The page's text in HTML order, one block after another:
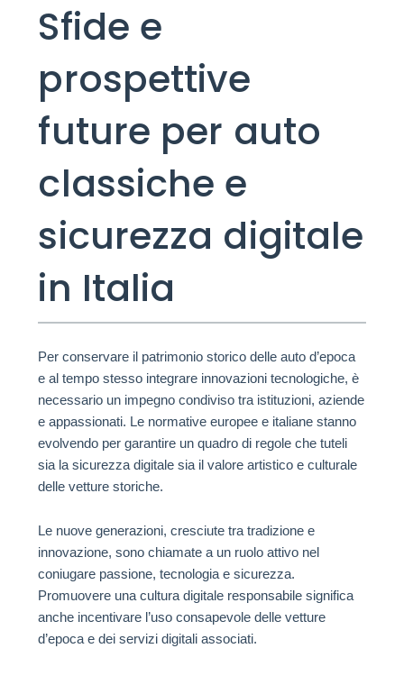
Sfide e
prospettive
future per auto
classiche e
sicurezza digitale
in Italia
Per conservare il patrimonio storico delle auto d’epoca
e al tempo stesso integrare innovazioni tecnologiche, è
necessario un impegno condiviso tra istituzioni, aziende
e appassionati. Le normative europee e italiane stanno
evolvendo per garantire un quadro di regole che tuteli
sia la sicurezza digitale sia il valore artistico e culturale
delle vetture storiche.
Le nuove generazioni, cresciute tra tradizione e
innovazione, sono chiamate a un ruolo attivo nel
coniugare passione, tecnologia e sicurezza.
Promuovere una cultura digitale responsabile significa
anche incentivare l’uso consapevole delle vetture
d’epoca e dei servizi digitali associati.